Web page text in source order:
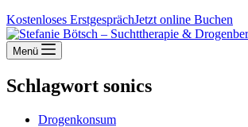
Kostenloses ErstgesprächJetzt online Buchen
Menü
Schlagwort sonics
Drogenkonsum